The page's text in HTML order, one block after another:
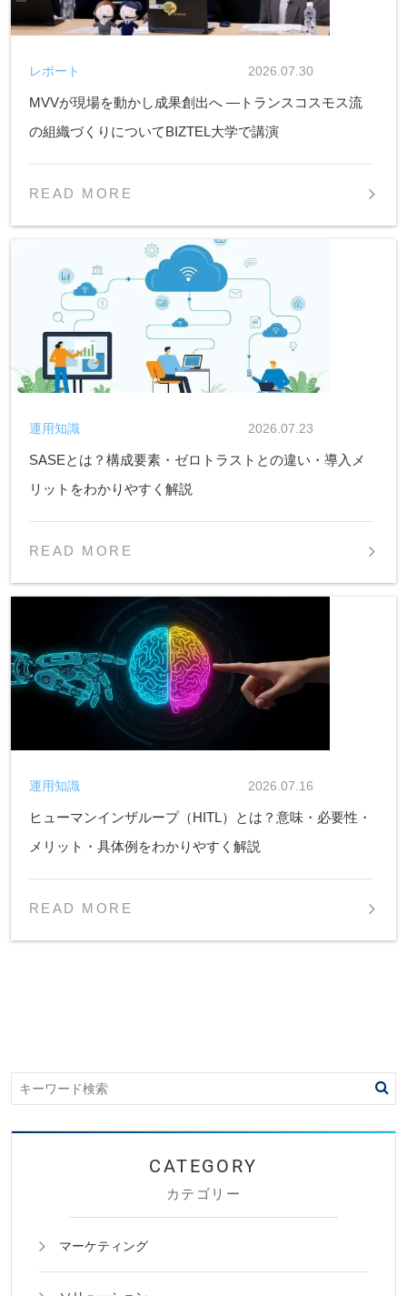
MVVが現場を動かし成果創出へ ―トランスコスモス流
の組織づくりについてBIZTEL大学で講演
2026.07.30
レポート
READ MORE
SASEとは？構成要素・ゼロトラストとの違い・導入メ
リットをわかりやすく解説
2026.07.23
運用知識
READ MORE
ヒューマンインザループ（HITL）とは？意味・必要性・
メリット・具体例をわかりやすく解説
2026.07.16
運用知識
READ MORE
カテゴリー
マーケティング